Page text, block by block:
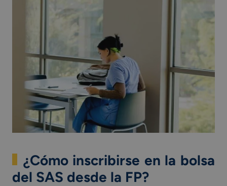
¿Cómo inscribirse en la bolsa
del SAS desde la FP?